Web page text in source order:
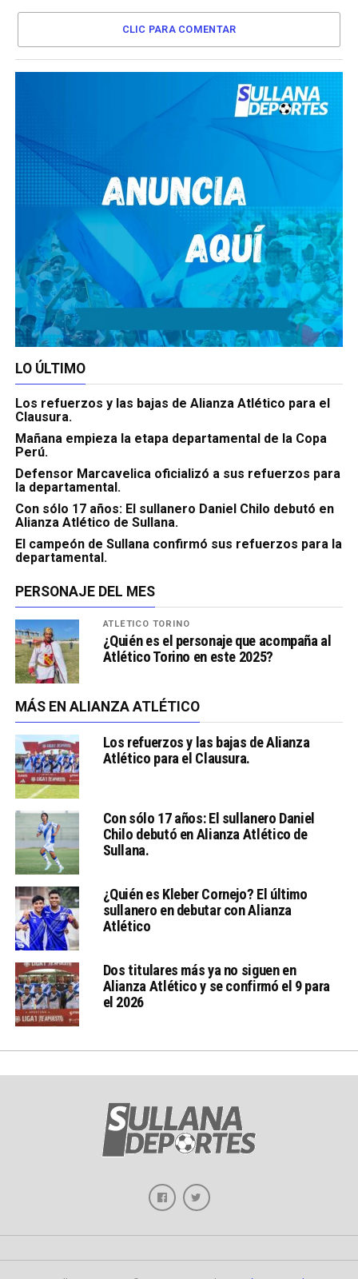
CLIC PARA COMENTAR
LO ÚLTIMO
Los refuerzos y las bajas de Alianza Atlético para el
Clausura.
Mañana empieza la etapa departamental de la Copa
Perú.
Defensor Marcavelica oficializó a sus refuerzos para
la departamental.
Con sólo 17 años: El sullanero Daniel Chilo debutó en
Alianza Atlético de Sullana.
El campeón de Sullana confirmó sus refuerzos para la
departamental.
PERSONAJE DEL MES
ATLÉTICO TORINO
¿Quién es el personaje que acompaña al
Atlético Torino en este 2025?
MÁS EN ALIANZA ATLÉTICO
Los refuerzos y las bajas de Alianza
Atlético para el Clausura.
Con sólo 17 años: El sullanero Daniel
Chilo debutó en Alianza Atlético de
Sullana.
¿Quién es Kleber Cornejo? El último
sullanero en debutar con Alianza
Atlético
Dos titulares más ya no siguen en
Alianza Atlético y se confirmó el 9 para
el 2026